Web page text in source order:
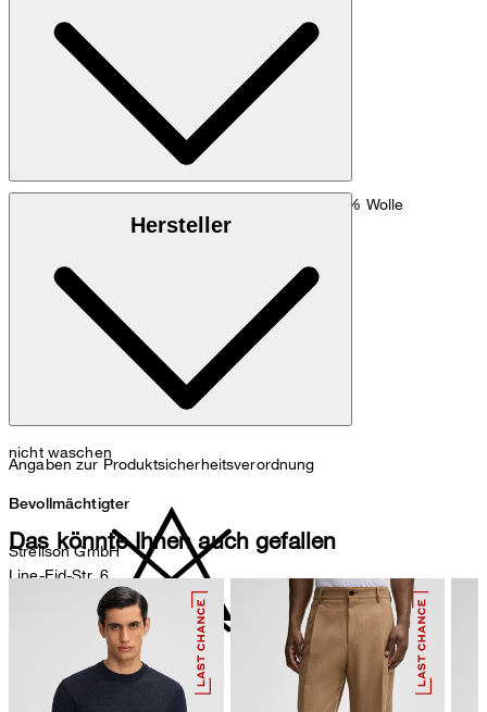
Größentabelle
: Wollmischung aus 50% Polyester, 50% Wolle
: 68% Polyester, 32% Elastomultiester
nicht waschen
nicht bleichen
Hersteller
Angaben zur Produktsicherheitsverordnung
Bevollmächtigter
Strellson GmbH
Line-Eid-Str. 6
78467 Konstanz
contact@strellson.com
Produzent
Das könnte Ihnen auch gefallen